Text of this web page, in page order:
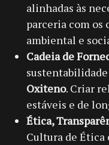
alinhadas às
parceria com
ambiental e
Cadeia de
Oxiteno. Criar
estáveis e de
Ética,
Cultura de